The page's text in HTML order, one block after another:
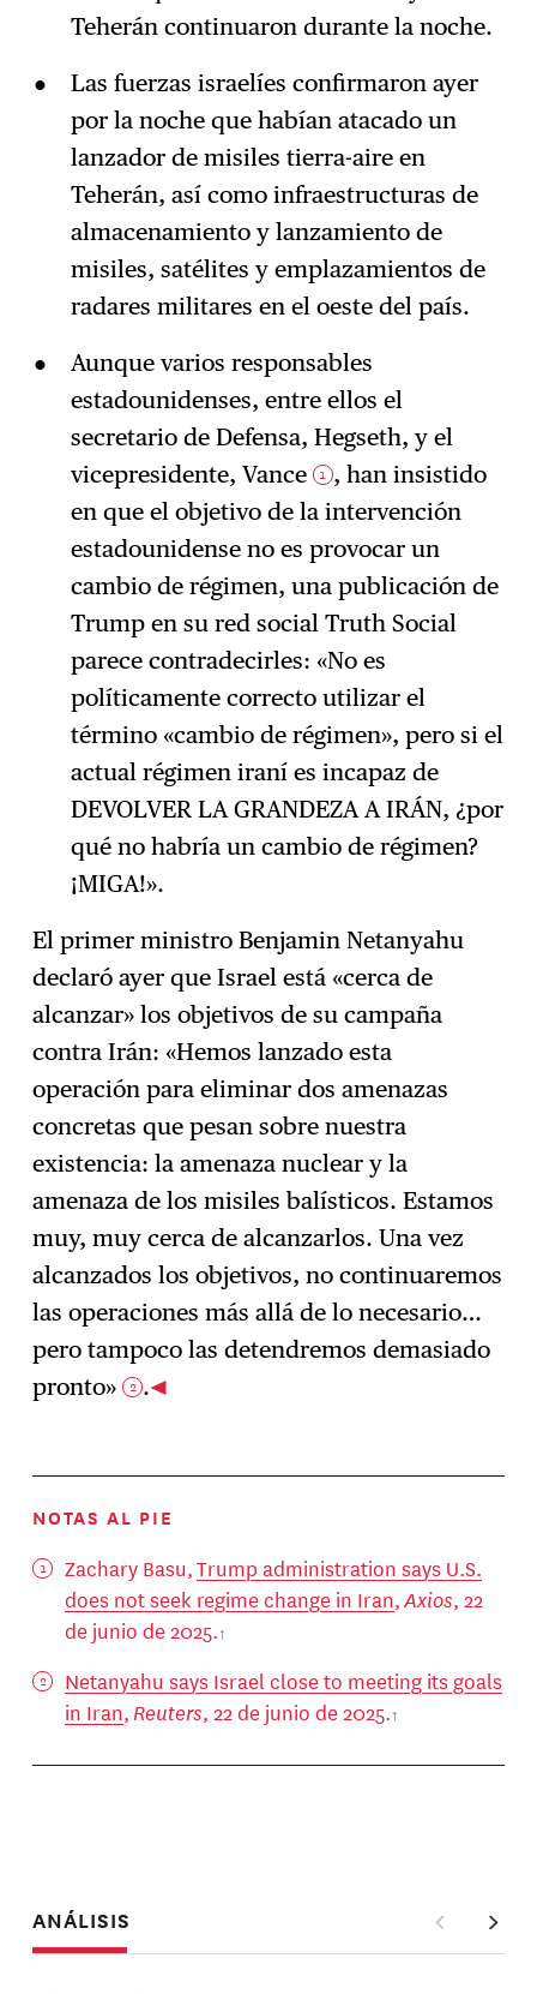
Teherán continuaron durante la noche.
Las fuerzas israelíes confirmaron ayer
por la noche que habían atacado un
lanzador de misiles tierra-aire en
Teherán, así como infraestructuras de
almacenamiento y lanzamiento de
misiles, satélites y emplazamientos de
radares militares en el oeste del país.
Aunque varios responsables
estadounidenses, entre ellos el
secretario de Defensa, Hegseth, y el
vicepresidente, Vance
1 , han insistido
en que el objetivo de la intervención
estadounidense no es provocar un
cambio de régimen, una publicación de
Trump en su red social Truth Social
parece contradecirles: «No es
políticamente correcto utilizar el
término «cambio de régimen», pero si el
actual régimen iraní es incapaz de
DEVOLVER LA GRANDEZA A IRÁN, ¿por
qué no habría un cambio de régimen?
¡MIGA!».
El primer ministro Benjamin Netanyahu
declaró ayer que Israel está «cerca de
alcanzar» los objetivos de su campaña
contra Irán: «Hemos lanzado esta
operación para eliminar dos amenazas
concretas que pesan sobre nuestra
existencia: la amenaza nuclear y la
amenaza de los misiles balísticos. Estamos
muy, muy cerca de alcanzarlos. Una vez
alcanzados los objetivos, no continuaremos
las operaciones más allá de lo necesario…
pero tampoco las detendremos demasiado
pronto» 2 .
NOTAS AL PIE
Zachary Basu,Trump administration says U.S.
does not seek regime change in Iran,Axios, 22
de junio de 2025.
Netanyahu says Israel close to meeting its goals
in Iran,Reuters, 22 de junio de 2025.
ANÁLISIS